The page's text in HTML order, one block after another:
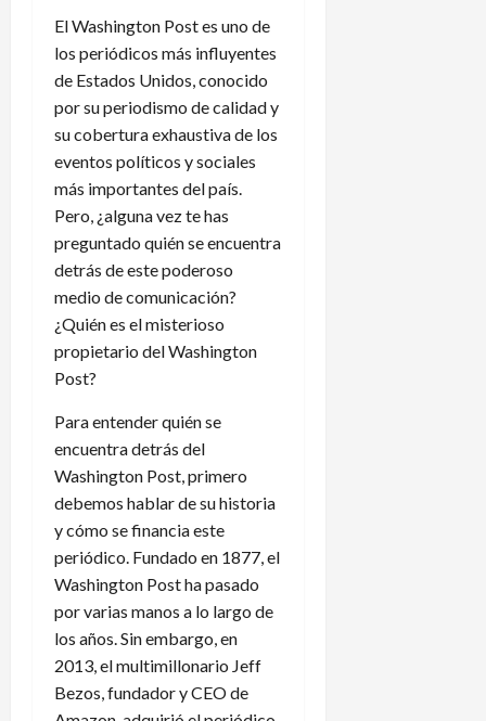
El Washington Post es uno de
los periódicos más influyentes
de Estados Unidos, conocido
por su periodismo de calidad y
su cobertura exhaustiva de los
eventos políticos y sociales
más importantes del país.
Pero, ¿alguna vez te has
preguntado quién se encuentra
detrás de este poderoso
medio de comunicación?
¿Quién es el misterioso
propietario del Washington
Post?
Para entender quién se
encuentra detrás del
Washington Post, primero
debemos hablar de su historia
y cómo se financia este
periódico. Fundado en 1877, el
Washington Post ha pasado
por varias manos a lo largo de
los años. Sin embargo, en
2013, el multimillonario Jeff
Bezos, fundador y CEO de